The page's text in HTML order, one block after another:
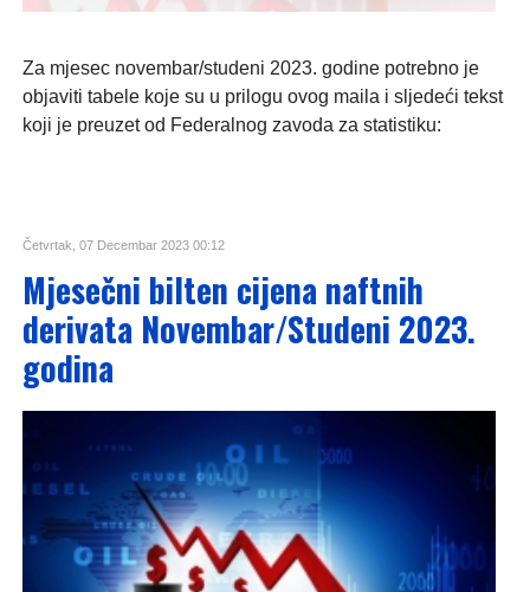
Za mjesec novembar/studeni 2023. godine potrebno je
objaviti tabele koje su u prilogu ovog maila i sljedeći tekst
koji je preuzet od Federalnog zavoda za statistiku:
Četvrtak, 07 Decembar 2023 00:12
Mjesečni bilten cijena naftnih
derivata Novembar/Studeni 2023.
godina